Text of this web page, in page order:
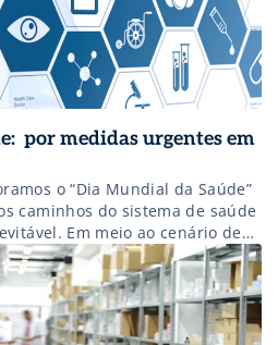
por medidas urgentes em
o “Dia Mundial da Saúde”
caminhos do sistema de saúde
Em meio ao cenário de
e do aumento da
da terceira idade que só